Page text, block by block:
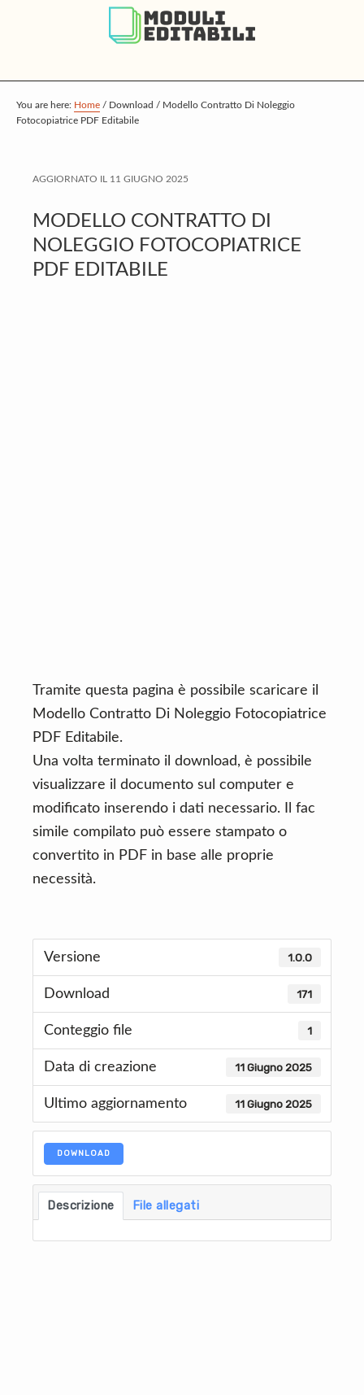
p
t
a
n
c
o
p
t
r
m
a
r
p
t
o
t
e
r
You are here: Home / Download / Modello Contratto Di Noleggio
Fotocopiatrice PDF Editabile
AGGIORNATO IL 11 GIUGNO 2025
MODELLO CONTRATTO DI
NOLEGGIO FOTOCOPIATRICE
PDF EDITABILE
Tramite questa pagina è possibile scaricare il
Modello Contratto Di Noleggio Fotocopiatrice
PDF Editabile.
Una volta terminato il download, è possibile
visualizzare il documento sul computer e
modificato inserendo i dati necessario. Il fac
simile compilato può essere stampato o
convertito in PDF in base alle proprie
necessità.
Versione 1.0.0
Download 171
Conteggio file 1
Data di creazione 11 Giugno 2025
Ultimo aggiornamento 11 Giugno 2025
DOWNLOAD
Descrizione File allegati